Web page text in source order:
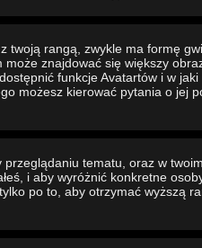
twoją rangą, zwykle ma formę
może znajdować się większy
funkcje Avatartów i w jaki
możesz kierować pytania o jej
tematu, oraz w twoim
i aby wyróżnić konkretne
po to, aby otrzymać wyższą